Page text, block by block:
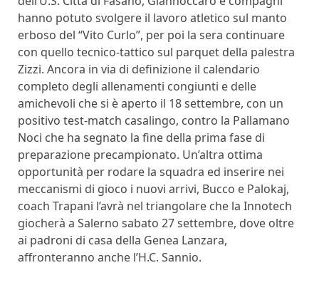
hanno potuto svolgere il lavoro atletico sul manto
erboso del “Vito Curlo”, per poi la sera continuare
con quello tecnico-tattico sul parquet della palestra
Zizzi. Ancora in via di definizione il calendario
completo degli allenamenti congiunti e delle
amichevoli che si è aperto il 18 settembre, con un
positivo test-match casalingo, contro la Pallamano
Noci che ha segnato la fine della prima fase di
preparazione precampionato. Un’altra ottima
opportunità per rodare la squadra ed inserire nei
meccanismi di gioco i nuovi arrivi, Bucco e Palokaj,
coach Trapani l’avrà nel triangolare che la Innotech
giocherà a Salerno sabato 27 settembre, dove oltre
ai padroni di casa della Genea Lanzara,
affronteranno anche l’H.C. Sannio.